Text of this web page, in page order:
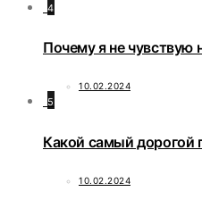
4
Почему я не чувствую
10.02.2024
5
Какой самый дорогой
10.02.2024